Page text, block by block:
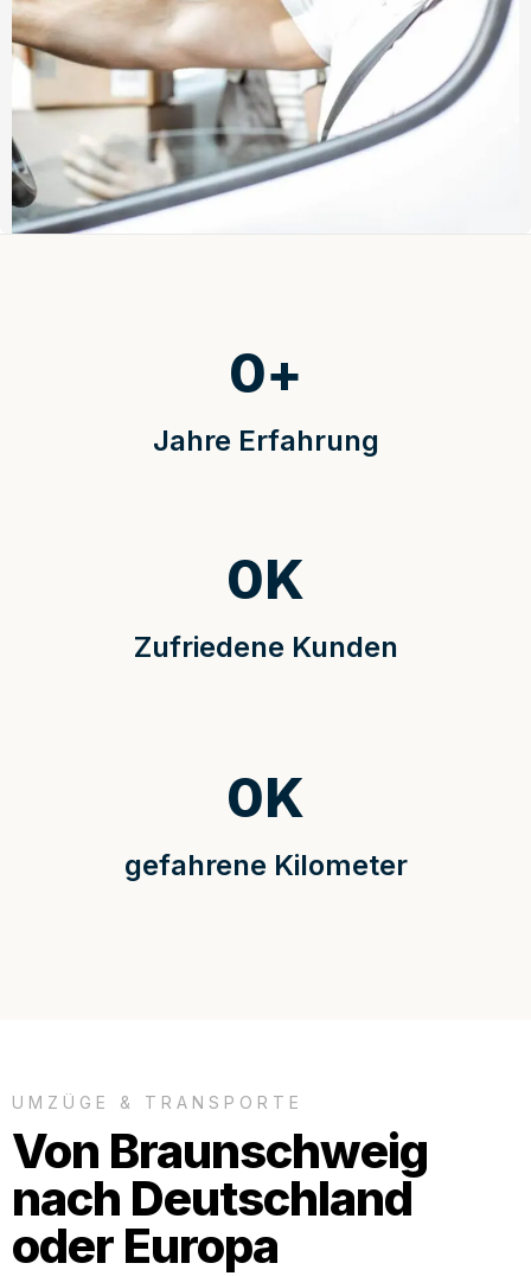
Jahre Erfahrung
0+
Zufriedene Kunden
0K
gefahrene Kilometer
0K
UMZÜGE & TRANSPORTE
Von Braunschweig
nach Deutschland
oder Europa